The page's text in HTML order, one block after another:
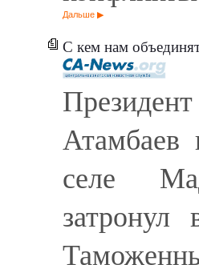
Дальше
С кем нам объединяться, как не с казахами и
селе